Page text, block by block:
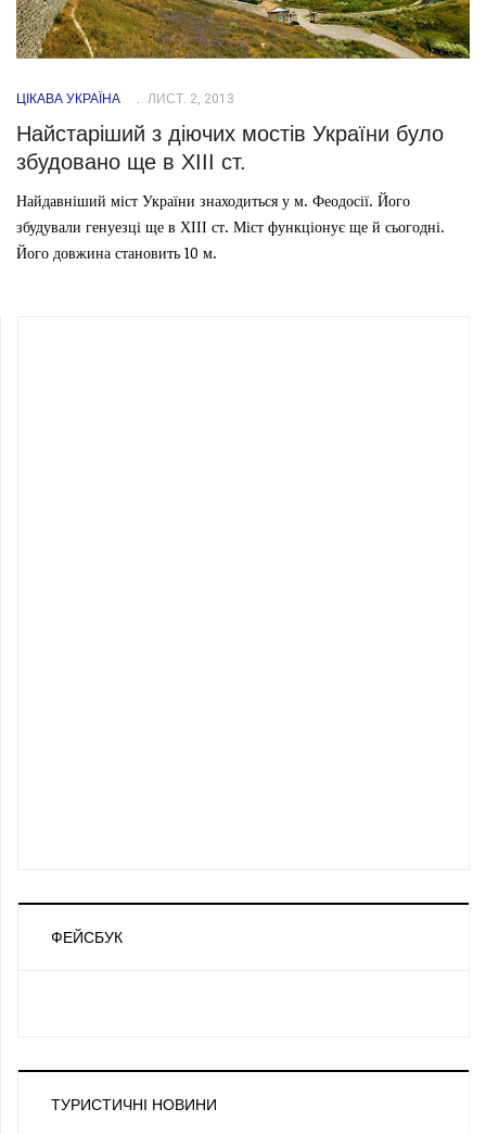
ЦІКАВА УКРАЇНА ЛИСТ. 2, 2013
Найстаріший з діючих мостів України було
збудовано ще в ХІІІ ст.
Найдавніший міст України знаходиться у м. Феодосії. Його
збудували генуезці ще в ХІІІ ст. Міст функціонує ще й сьогодні.
Його довжина становить 10 м.
ФЕЙСБУК
ТУРИСТИЧНІ НОВИНИ